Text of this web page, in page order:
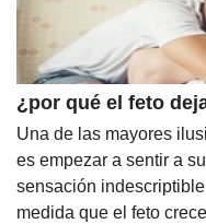
¿por qué el feto
Una de las mayores
es empezar a sentir a
sensación
medida que el feto